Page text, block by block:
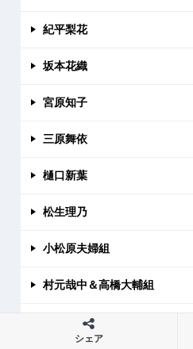
紀平梨花
坂本花織
宮原知子
三原舞依
樋口新葉
松生理乃
小松原夫婦組
村元哉中＆高橋大輔組
三浦璃来＆木原龍一組
シェア